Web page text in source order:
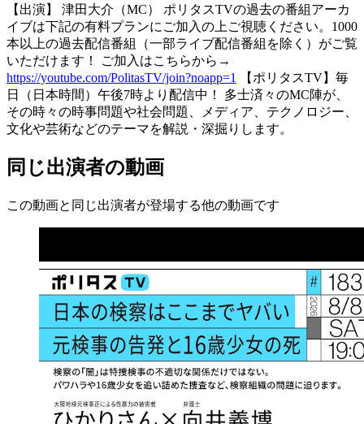
【出演】 津田大介（MC） ポリタスTVの過去の番組アーカ
イブは下記の有料プランにご加入の上ご視聴ください。1000
本以上の過去配信番組（一部ライブ配信番組を除く）がご覧
いただけます！ ご加入はこちらから→
https://youtube.com/PolitasTV/join?noapp=1
【ポリタスTV】毎
日（日本時間）午後7時より配信中！ 多士済々のMC陣が、
その時々の時事問題や社会問題、メディア、テクノロジー、
文化や芸術などのテーマを解説・深掘りします。
同じ出演者の動画
この動画と同じ出演者が登場する他の動画です